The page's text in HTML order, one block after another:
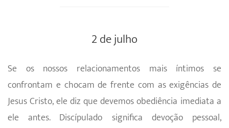
2 de julho
Se os nossos relacionamentos mais íntimos se
confrontam e chocam de frente com as exigências de
Jesus Cristo, ele diz que devemos obediência imediata a
ele antes. Discípulado significa devoção pessoal,